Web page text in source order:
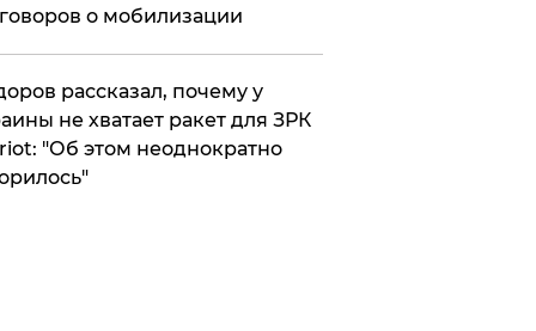
о мобилизации
рассказал, почему у
не хватает ракет для ЗРК
"Об этом неоднократно